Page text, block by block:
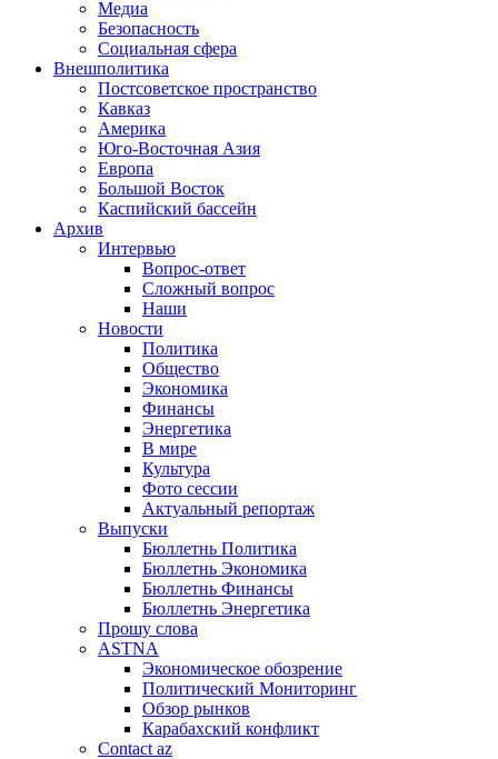
Медиа
Безопасность
Социальная сфера
Внешполитика
Постсоветское пространство
Кавказ
Америка
Юго-Восточная Азия
Европа
Большой Восток
Каспийский бассейн
Архив
Интервью
Вопрос-ответ
Сложный вопрос
Наши
Новости
Политика
Общество
Экономика
Финансы
Энергетика
В мире
Культура
Фото сессии
Актуальный репортаж
Выпуски
Бюллетнь Политика
Бюллетнь Экономика
Бюллетнь Финансы
Бюллетнь Энергетика
Прошу слова
ASTNA
Экономическое обозрение
Политический Мониторинг
Обзор рынков
Карабахский конфликт
Contact az